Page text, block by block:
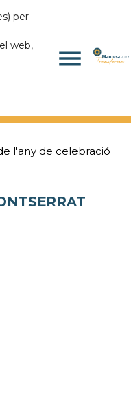
per
web,
menu
l'any de celebració